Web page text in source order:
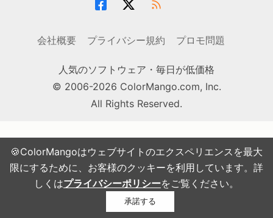
🍪ColorMangoはウェブサイトのエクスペリエンスを最大
限にするために、お客様のクッキーを利用しています。詳
しくはプライバシーポリシーをご覧ください。
承諾する
会社概要 プライバシー規約 プロモ問題
人気のソフトウェア・毎日が低価格
© 2006-2026 ColorMango.com, Inc.
All Rights Reserved.